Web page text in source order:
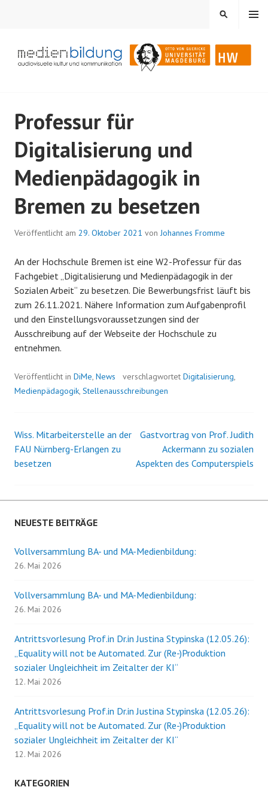
Audiovisuelle Kultur und Kommunikation
MENÜ
SUCHEN
Professur für
Digitalisierung und
Medienpädagogik in
Bremen zu besetzen
Veröffentlicht am 29. Oktober 2021 vonJohannes Fromme
An der Hochschule Bremen ist eine W2-Professur für das
Fachgebiet „Digitalisierung und Medienpädagogik in der
Sozialen Arbeit“ zu besetzen. Die Bewerbungsfrist läuft bis
zum 26.11.2021. Nähere Information zum Aufgabenprofil
und den Einstellungsvoraussetzungen sind der
Ausschreibung auf der Webseite der Hochschule zu
entnehmen.
Veröffentlicht in DiMe, News verschlagwortet Digitalisierung,
Medienpädagogik, Stellenausschreibungen
Beitrags-
Navigation
Wiss. Mitarbeiterstelle an der
FAU Nürnberg-Erlangen zu
besetzen
Gastvortrag von Prof. Judith
Ackermann zu sozialen
Aspekten des Computerspiels
NEUESTE BEITRÄGE
Vollversammlung BA- und MA-Medienbildung:
26. Mai 2026
Vollversammlung BA- und MA-Medienbildung:
26. Mai 2026
Antrittsvorlesung Prof.in Dr.in Justina Stypinska (12.05.26):
„Equality will not be Automated. Zur (Re-)Produktion
sozialer Ungleichheit im Zeitalter der KI“
12. Mai 2026
Antrittsvorlesung Prof.in Dr.in Justina Stypinska (12.05.26):
„Equality will not be Automated. Zur (Re-)Produktion
sozialer Ungleichheit im Zeitalter der KI“
12. Mai 2026
KATEGORIEN